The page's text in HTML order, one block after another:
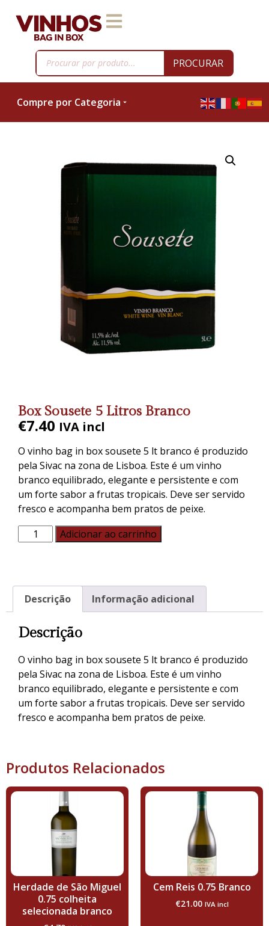
PROCURAR
Compre por Categoria
Box Sousete 5 Litros Branco
€7.40 IVA incl
O vinho bag in box sousete 5 lt branco é produzido
pela Sivac na zona de Lisboa. Este é um vinho
branco equilibrado, elegante e persistente e com
um forte sabor a frutas tropicais. Deve ser servido
fresco e acompanha bem pratos de peixe.
Adicionar ao carrinho
Descrição Informação adicional
Descrição
O vinho bag in box sousete 5 lt branco é produzido
pela Sivac na zona de Lisboa. Este é um vinho
branco equilibrado, elegante e persistente e com
um forte sabor a frutas tropicais. Deve ser servido
fresco e acompanha bem pratos de peixe.
Produtos Relacionados
Herdade de São Miguel
0.75 colheita
selecionada branco
Cem Reis 0.75 Branco
€21.00 IVA incl